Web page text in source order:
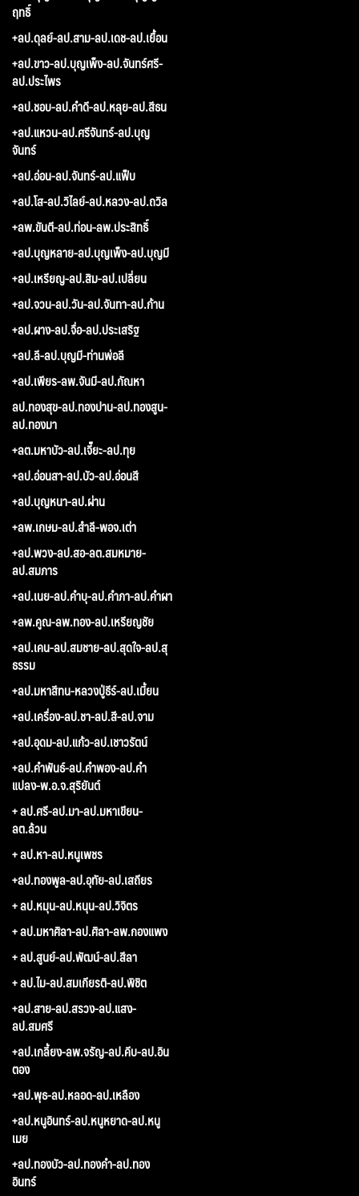
ฤทธิ์
+ลป.ดุลย์-ลป.สาม-ลป.เดช-ลป.เยื้อน
+ลป.ขาว-ลป.บุญเพ็ง-ลป.จันทร์ศรี-
ลป.ประไพร
+ลป.ชอบ-ลป.คำดี-ลป.หลุย-ลป.สีธน
+ลป.แหวน-ลป.ศรีจันทร์-ลป.บุญ
จันทร์
+ลป.อ่อน-ลป.จันทร์-ลป.แฟ็บ
+ลป.โส-ลป.วิไลย์-ลป.หลวง-ลป.ถวิล
+ลพ.ขันตี-ลป.ท่อน-ลพ.ประสิทธิ์
+ลป.บุญหลาย-ลป.บุญเพ็ง-ลป.บุญมี
+ลป.เหรียญ-ลป.สิม-ลป.เปลี่ยน
+ลป.จวน-ลป.วัน-ลป.จันทา-ลป.ก้าน
+ลป.ผาง-ลป.จื่อ-ลป.ประเสริฐ
+ลป.ลี-ลป.บุญมี-ท่านพ่อลี
+ลป.เพียร-ลพ.จันมี-ลป.กัณหา
ลป.ทองสุข-ลป.ทองปาน-ลป.ทองสูน-
ลป.ทองมา
+ลต.มหาบัว-ลป.เจี๊ยะ-ลป.ทุย
+ลป.อ่อนสา-ลป.บัว-ลป.อ่อนสี
+ลป.บุญหนา-ลป.ผ่าน
+ลพ.เกษม-ลป.สำลี-พอจ.เต่า
+ลป.พวง-ลป.สอ-ลต.สมหมาย-
ลป.สมภาร
+ลป.เนย-ลป.คำบุ-ลป.คำภา-ลป.คำผา
+ลพ.คูณ-ลพ.ทอง-ลป.เหรียญชัย
+ลป.เคน-ลป.สมชาย-ลป.สุดใจ-ลป.สุ
ธรรม
+ลป.มหาสีทน-หลวงปู่ธีร์-ลป.เมี้ยน
+ลป.เครื่อง-ลป.ชา-ลป.สี-ลป.จาม
+ลป.อุดม-ลป.แก้ว-ลป.เชาวรัตน์
+ลป.คำพันธ์-ลป.คำพอง-ลป.คำ
แปลง-พ.อ.จ.สุริยันต์
+ ลป.ศรี-ลป.มา-ลป.มหาเขียน-
ลต.ล้วน
+ ลป.หา-ลป.หนูเพชร
+ลป.ทองพูล-ลป.อุทัย-ลป.เสถียร
+ ลป.หมุน-ลป.หนุน-ลป.วิจิตร
+ ลป.มหาศิลา-ลป.ศิลา-ลพ.กองแพง
+ ลป.สูนย์-ลป.พัฒน์-ลป.สีลา
+ ลป.ไม-ลป.สมเกียรติ-ลป.พิชิต
+ลป.สาย-ลป.สรวง-ลป.แสง-
ลป.สมศรี
+ลป.เกลี้ยง-ลพ.จรัญ-ลป.คีบ-ลป.อิน
ตอง
+ลป.พุธ-ลป.หลอด-ลป.เหลือง
+ลป.หนูอินทร์-ลป.หนูหยาด-ลป.หนู
เมย
+ลป.ทองบัว-ลป.ทองคำ-ลป.ทอง
อินทร์